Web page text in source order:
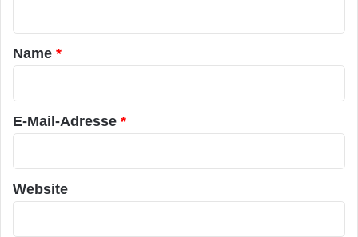
a
r
*
Name *
E-Mail-Adresse *
Website